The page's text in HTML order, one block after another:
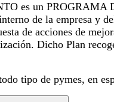
es un PROGRAMA
de la empresa y
de acciones de
Dicho Plan
tipo de pymes, en